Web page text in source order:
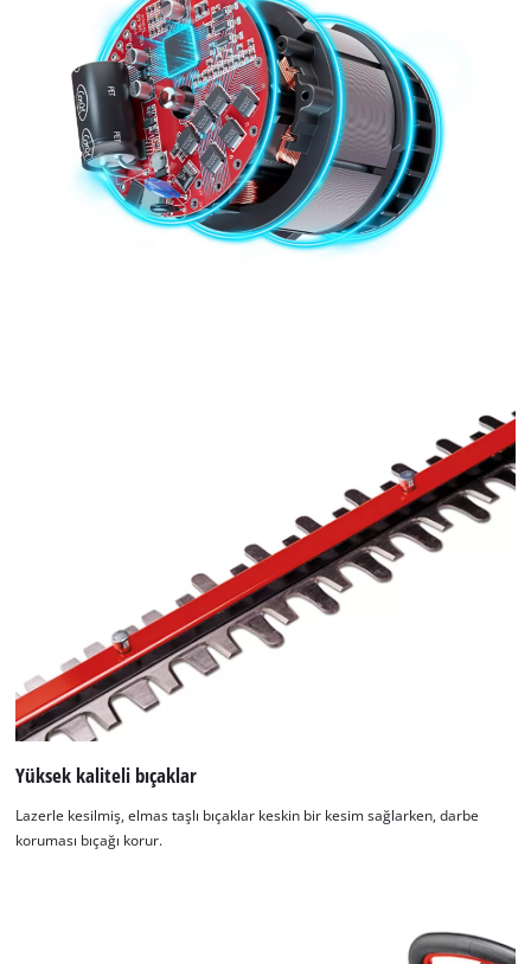
Yüksek kaliteli bıçaklar
Lazerle kesilmiş, elmas taşlı bıçaklar keskin bir kesim sağlarken, darbe
koruması bıçağı korur.